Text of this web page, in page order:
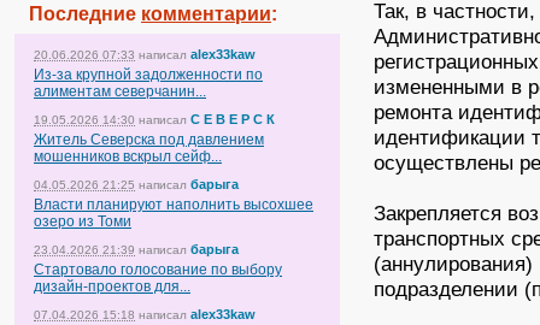
Последние комментарии:
20.06.2026 07:33 написал alex33kaw
Из-за крупной задолженности по
алиментам северчанин...
19.05.2026 14:30 написал С Е В Е Р С К
Житель Северска под давлением
мошенников вскрыл сейф...
04.05.2026 21:25 написал барыга
Власти планируют наполнить высохшее
озеро из Томи
23.04.2026 21:39 написал барыга
Стартовало голосование по выбору
дизайн-проектов для...
07.04.2026 15:18 написал alex33kaw
Так, в
измененными в
ремонта
идентификации
осуществлены
Закрепляется
транспортных
подразделении